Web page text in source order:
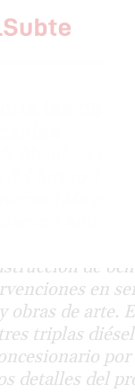
las
Mendoza
del futuro Tren
(Maipú)
(Junín).
renovación de
de
en
obras de arte.
triplas
detalles del